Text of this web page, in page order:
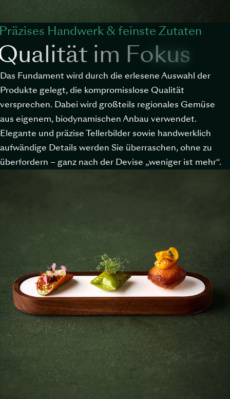
Handwerk & feinste Zutaten
im Fokus
Das Fundament wird durch die erlesene Auswahl der
Produkte gelegt, die kompromisslose Qualität
versprechen. Dabei wird großteils regionales Gemüse
aus eigenem, biodynamischen Anbau verwendet.
Elegante und präzise Tellerbilder sowie handwerklich
aufwändige Details werden Sie überraschen, ohne zu
überfordern – ganz nach der Devise „weniger ist mehr“.